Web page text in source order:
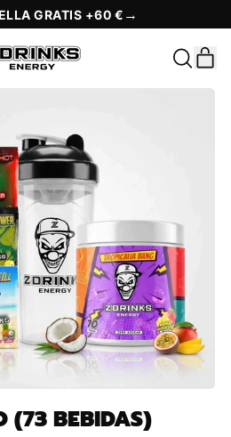
GRATIS +60 € →
BUSCAR
NUESTRA
(73 BEBIDAS)